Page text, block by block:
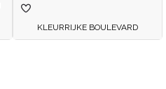
KLEURRIJKE BOULEVARD